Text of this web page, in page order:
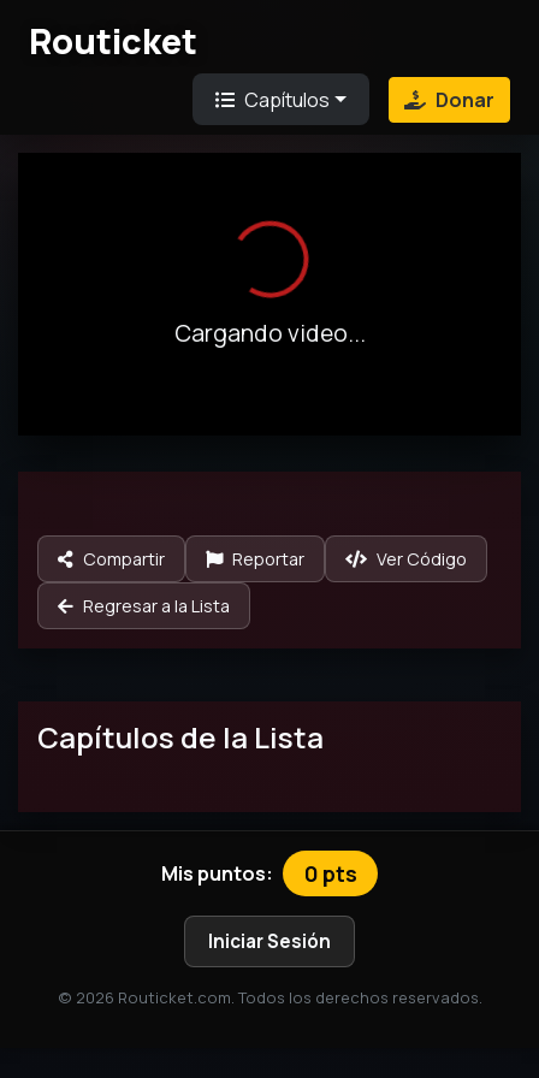
Routicket
Capítulos Donar
Cargando...
Cargando video...
Compartir Reportar Ver Código
Regresar a la Lista
Capítulos de la Lista
Mis puntos: 0 pts
Iniciar Sesión
© 2026 Routicket.com. Todos los derechos reservados.